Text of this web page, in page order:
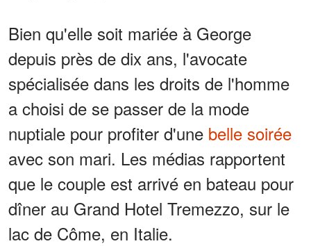
Bien qu'elle soit mariée à George
depuis près de dix ans, l'avocate
spécialisée dans les droits de l'homme
a choisi de se passer de la mode
nuptiale pour profiter d'une belle soirée
avec son mari. Les médias rapportent
que le couple est arrivé en bateau pour
dîner au Grand Hotel Tremezzo, sur le
lac de Côme, en Italie.